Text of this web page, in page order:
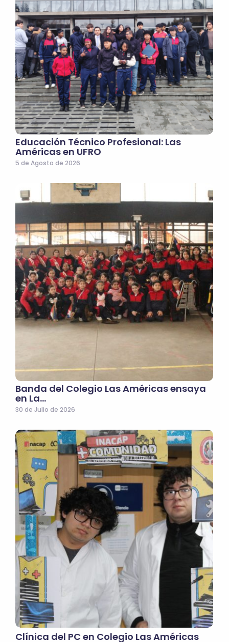
Educación Técnico Profesional: Las
Américas en UFRO
5 de Agosto de 2026
Banda del Colegio Las Américas ensaya
en La…
30 de Julio de 2026
Clínica del PC en Colegio Las Américas